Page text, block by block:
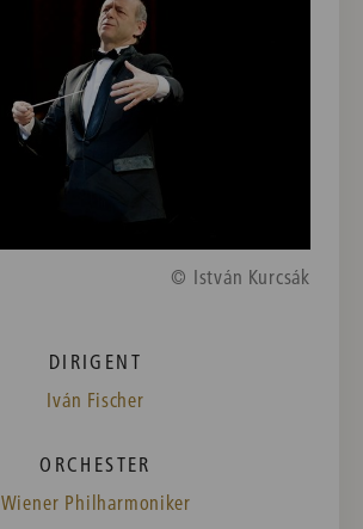
© István Kurcsák
DIRIGENT
Iván Fischer
ORCHESTER
Wiener Philharmoniker